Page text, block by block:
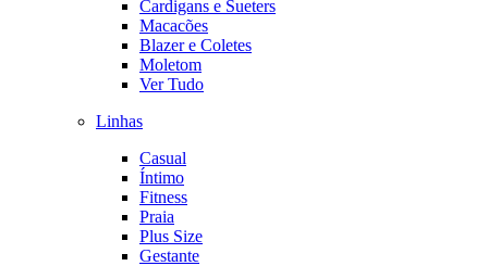
Cardigans e Sueters
Macacões
Blazer e Coletes
Moletom
Ver Tudo
Linhas
Casual
Íntimo
Fitness
Praia
Plus Size
Gestante